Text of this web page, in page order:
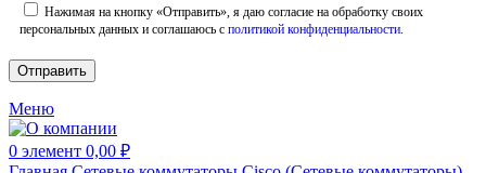
Нажимая на кнопку «Отправить», я даю согласие на обработку своих
персональных данных и соглашаюсь с политикой конфиденциальности.
Меню
0 элемент 0,00 ₽